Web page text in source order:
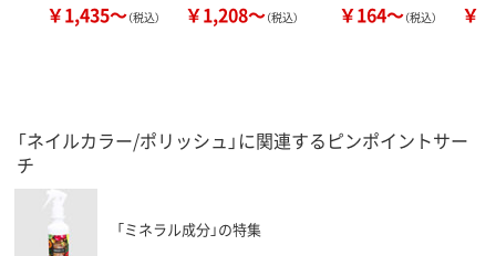
￥1,435～（税込） ￥1,208～（税込） ￥164～（税込） ￥
「ネイルカラー/ポリッシュ」に関連するピンポイントサー
チ
「ミネラル成分」の特集